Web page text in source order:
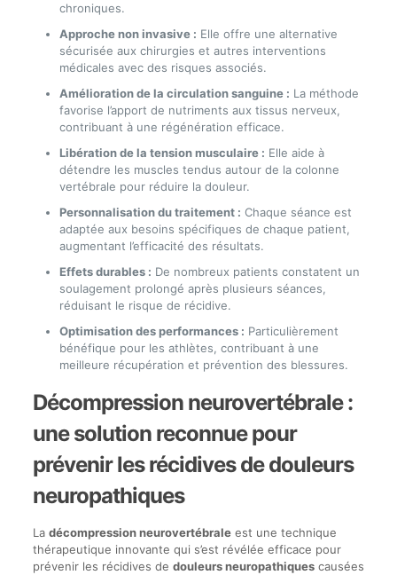
chroniques.
Approche non invasive : Elle offre une alternative
sécurisée aux chirurgies et autres interventions
médicales avec des risques associés.
Amélioration de la circulation sanguine : La méthode
favorise l’apport de nutriments aux tissus nerveux,
contribuant à une régénération efficace.
Libération de la tension musculaire : Elle aide à
détendre les muscles tendus autour de la colonne
vertébrale pour réduire la douleur.
Personnalisation du traitement : Chaque séance est
adaptée aux besoins spécifiques de chaque patient,
augmentant l’efficacité des résultats.
Effets durables : De nombreux patients constatent un
soulagement prolongé après plusieurs séances,
réduisant le risque de récidive.
Optimisation des performances : Particulièrement
bénéfique pour les athlètes, contribuant à une
meilleure récupération et prévention des blessures.
Décompression neurovertébrale :
une solution reconnue pour
prévenir les récidives de douleurs
neuropathiques
La décompression neurovertébraleest une technique
thérapeutique innovante qui s’est révélée efficace pour
prévenir les récidives de douleurs neuropathiquescausées